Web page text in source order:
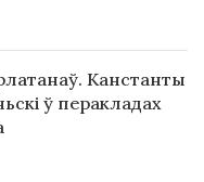
Канстанты
ў перакладах